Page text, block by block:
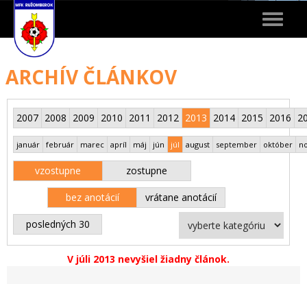
Toggle
ARCHÍV ČLÁNKOV
2007 2008 2009 2010 2011 2012 2013 2014 2015 2016
január február marec apríl máj jún júl august september október
vzostupne zostupne
bez anotácií vrátane anotácií
posledných 30
V júli 2013 nevyšiel žiadny článok.